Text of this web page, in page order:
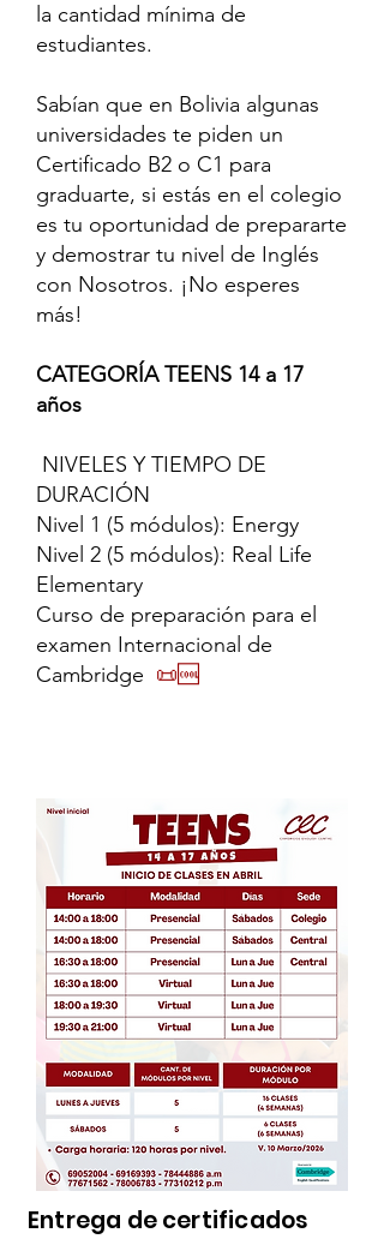
la cantidad mínima de
estudiantes.
Sabían que en Bolivia algunas
universidades te piden un
Certificado B2 o C1 para
graduarte, si estás en el colegio
es tu oportunidad de prepararte
y demostrar tu nivel de Inglés
con Nosotros. ¡No esperes
más!
CATEGORÍA TEENS 14 a 17
años
NIVELES Y TIEMPO DE
DURACIÓN
Nivel 1 (5 módulos): Energy
Nivel 2 (5 módulos): Real Life
Elementary
Curso de preparación para el
examen Internacional de
Cambridge 📜🆒
Entrega de certificados